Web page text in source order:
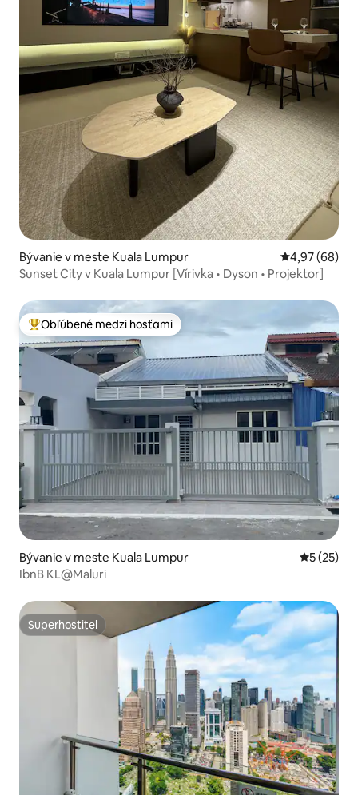
Bývanie v meste Kuala Lumpur Priemerné
4,97 (68)
Sunset City v Kuala Lumpur [Vírivka • Dyson • Projektor]
Najobľúbenejšie medzi hosťami
Obľúbené medzi hosťami
Bývanie v meste Kuala Lumpur
5 (25)
IbnB KL@Maluri
Superhostiteľ
Superhostiteľ